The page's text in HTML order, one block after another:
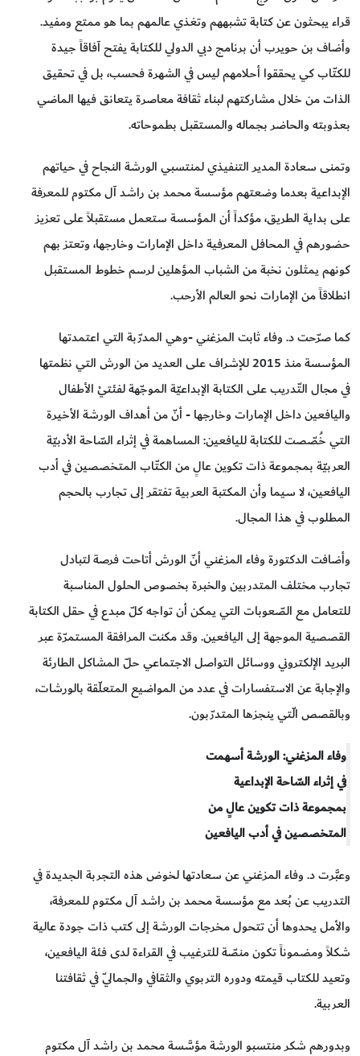
قراء يبحثون عن كتابة تشبههم وتغذي عالمهم بما هو ممتع ومفيد.
وأضاف بن حويرب أن برنامج دبي الدولي للكتابة يفتح آفاقاً جيدة
للكتّاب كي يحققوا أحلامهم ليس في الشهرة فحسب، بل في تحقيق
الذات من خلال مشاركتهم لبناء ثقافة معاصرة يتعانق فيها الماضي
بعذوبته والحاضر بجماله والمستقبل بطموحاته.
وتمنى سعادة المدير التنفيذي لمنتسبي الورشة النجاح في حياتهم
الإبداعية بعدما وضعتهم مؤسسة محمد بن راشد آل مكتوم للمعرفة
على بداية الطريق، مؤكداً أن المؤسسة ستعمل مستقبلاً على تعزيز
حضورهم في المحافل المعرفية داخل الإمارات وخارجها، وتعتز بهم
كونهم يمثلون نخبة من الشباب المؤهلين لرسم خطوط المستقبل
انطلاقاً من الإمارات نحو العالم الأرحب.
كما صرّحت د. وفاء ثابت المزغني -وهي المدرّبة التي اعتمدتها
المؤسسة منذ 2015 للإشراف على العديد من الورش التي نظمتها
في مجال التّدريب على الكتابة الإبداعيّة الموجّهة لفئتيْ الأطفال
واليافعين داخل الإمارات وخارجها - أنّ من أهداف الورشة الأخيرة
التي خُصّصت للكتابة لليافعين: المساهمة في إثراء السّاحة الأدبيّة
العربيّة بمجموعة ذات تكوين عالٍ من الكتّاب المتخصصين في أدب
اليافعين، لا سيما وأن المكتبة العربية تفتقر إلى تجارب بالحجم
المطلوب في هذا المجال.
وأضافت الدكتورة وفاء المزغني أنّ الورش أتاحت فرصة لتبادل
تجارب مختلف المتدربين والخبرة بخصوص الحلول المناسبة
للتعامل مع الصّعوبات التي يمكن أن تواجه كلّ مبدع في حقل الكتابة
القصصية الموجهة إلى اليافعين. وقد مكنت المرافقة المستمرّة عبر
البريد الإلكتروني ووسائل التواصل الاجتماعي حلّ المشاكل الطارئة
والإجابة عن الاستفسارات في عدد من المواضيع المتعلّقة بالورشات،
وبالقصص الّتي ينجزها المتدرّبون.
وفاء المزغني: الورشة أسهمت
في إثراء السّاحة الإبداعية
بمجموعة ذات تكوين عالٍ من
المتخصصين في أدب اليافعين
وعبَّرت د. وفاء المزغني عن سعادتها لخوض هذه التجربة الجديدة في
التدريب عن بُعد مع مؤسسة محمد بن راشد آل مكتوم للمعرفة،
والأمل يحدوها أن تتحول مخرجات الورشة إلى كتب ذات جودة عالية
شكلاً ومضموناً تكون منصّة للترغيب في القراءة لدى فئة اليافعين،
وتعيد للكتاب قيمته ودوره التربوي والثقافي والجماليّ في ثقافتنا
العربية.
وبدورهم شكر منتسبو الورشة مؤسَّسة محمد بن راشد آل مكتوم